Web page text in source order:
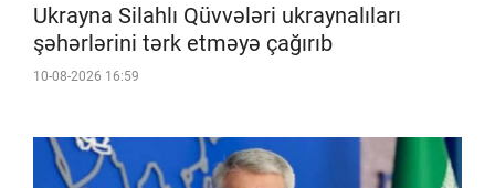
Ukrayna Silahlı Qüvvələri ukraynalıları
şəhərlərini tərk etməyə çağırıb
10-08-2026 16:59